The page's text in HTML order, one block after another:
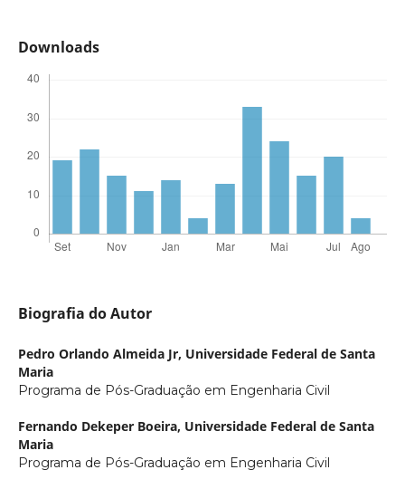
Downloads
Biografia do Autor
Pedro Orlando Almeida Jr, Universidade Federal de Santa
Maria
Programa de Pós-Graduação em Engenharia Civil
Fernando Dekeper Boeira, Universidade Federal de Santa
Maria
Programa de Pós-Graduação em Engenharia Civil